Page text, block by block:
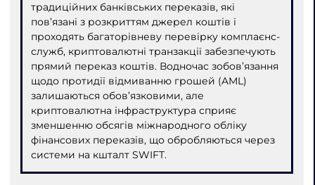
традиційних банківських переказів, які
пов’язані з розкриттям джерел коштів і
проходять багаторівневу перевірку комплаєнс-
служб, криптовалютні транзакції забезпечують
прямий переказ коштів. Водночас зобов’язання
щодо протидії відмиванню грошей (AML)
залишаються обов’язковими, але
криптовалютна інфраструктура сприяє
зменшенню обсягів міжнародного обліку
фінансових переказів, що обробляються через
системи на кшталт SWIFT.